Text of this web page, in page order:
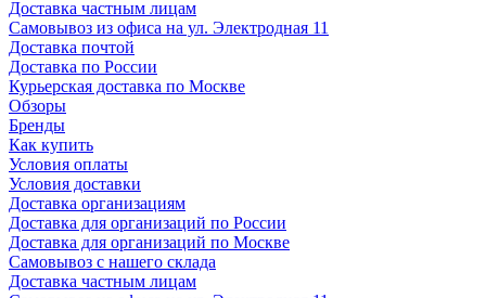
Доставка частным лицам
Самовывоз из офиса на ул. Электродная 11
Доставка почтой
Доставка по России
Курьерская доставка по Москве
Обзоры
Бренды
Как купить
Условия оплаты
Условия доставки
Доставка организациям
Доставка для организаций по России
Доставка для организаций по Москве
Самовывоз с нашего склада
Доставка частным лицам